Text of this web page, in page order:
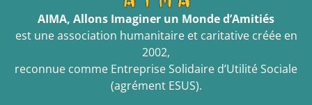
AIMA, Allons Imaginer un Monde d’Amitiés
est une association humanitaire et caritative créée en
2002,
reconnue comme Entreprise Solidaire d’Utilité Sociale
(agrément ESUS).